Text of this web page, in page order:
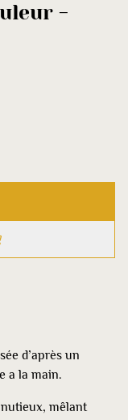
-
d’après un
a la main.
mêlant